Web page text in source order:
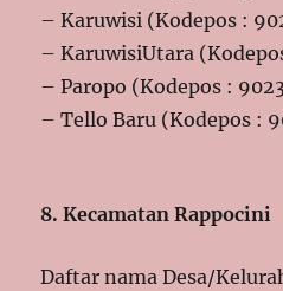
– Karuwisi (Kodepos :
– KaruwisiUtara
– Paropo (Kodepos :
– Tello Baru (Kodepos :
8. Kecamatan Rappocini
Daftar nama Desa/